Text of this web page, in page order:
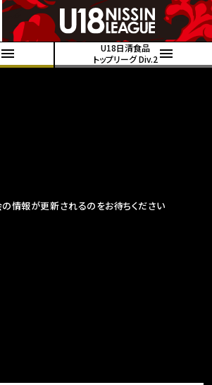
U18日清食品
トップリーグ Div.2
情報が更新されるのをお待ちください